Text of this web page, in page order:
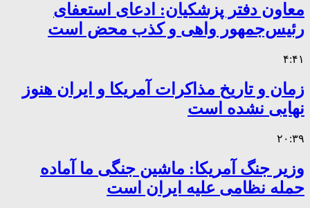
معاون دفتر پزشکیان: ادعای استعفای
رئیس‌جمهور واهی و کذب محض است
۴:۴۱
زمان و تاریخ مذاکرات آمریکا و ایران هنوز
نهایی نشده است
۲۰:۳۹
وزیر جنگ آمریکا: ماشین جنگی ما آماده
حمله نظامی علیه ایران است